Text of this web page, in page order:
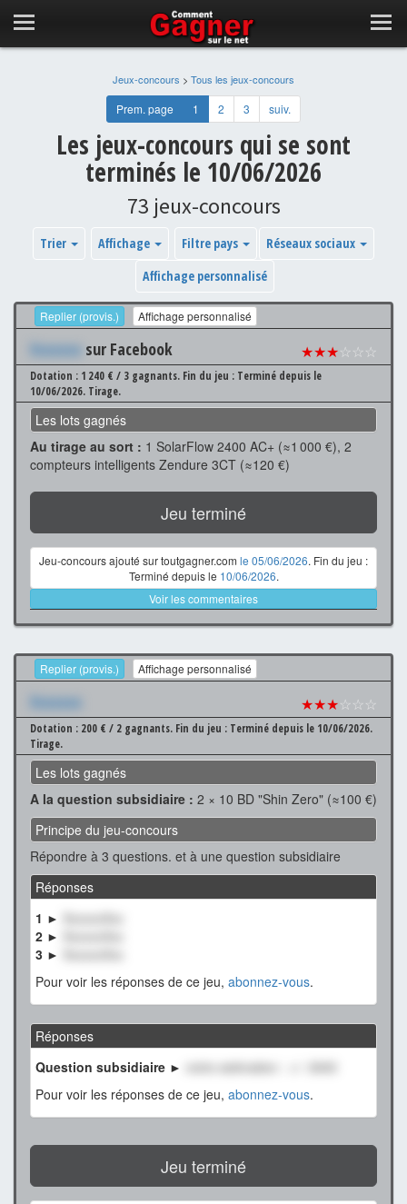
Jeux-concours > Tous les jeux-concours
Prem. page 1 2 3 suiv.
Les jeux-concours qui se sont
terminés le 10/06/2026
73 jeux-concours
Trier Affichage Filtre pays
Réseaux sociaux
Affichage personnalisé
Replier (provis.) Affichage personnalisé
Xxxxxxx sur Facebook ★★★☆☆☆
Dotation : 1 240 € / 3 gagnants. Fin du jeu : Terminé depuis le
10/06/2026. Tirage.
Les lots gagnés
Au tirage au sort : 1 SolarFlow 2400 AC+ (≈1 000 €), 2
compteurs intelligents Zendure 3CT (≈120 €)
Jeu terminé
Jeu-concours ajouté sur toutgagner.com le 05/06/2026. Fin du jeu :
Terminé depuis le 10/06/2026.
Voir les commentaires
Replier (provis.) Affichage personnalisé
Xxxxxxx ★★★☆☆☆
Dotation : 200 € / 2 gagnants. Fin du jeu : Terminé depuis le 10/06/2026.
Tirage.
Les lots gagnés
A la question subsidiaire : 2 × 10 BD "Shin Zero" (≈100 €)
Principe du jeu-concours
Répondre à 3 questions. et à une question subsidiaire
Réponses
1 ►
XxxxxxXxx
2 ►
3 ►
Pour voir les réponses de ce jeu, abonnez-vous.
Réponses
Question subsidiaire ►
notre estimation : +/- 3000
Pour voir les réponses de ce jeu, abonnez-vous.
Jeu terminé